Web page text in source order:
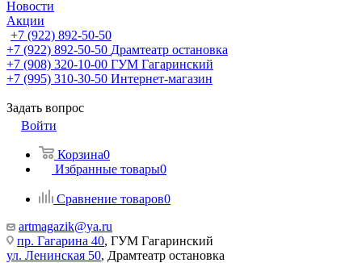
Новости
Акции
+7 (922) 892-50-50
+7 (922) 892-50-50 Драмтеатр остановка
+7 (908) 320-10-00 ГУМ Гагаринский
+7 (995) 310-30-50 Интернет-магазин
Задать вопрос
Войти
Корзина0
Избранные товары0
Сравнение товаров0
artmagazik@ya.ru
пр. Гагарина 40, ГУМ Гагаринский
ул. Ленинская 50, Драмтеатр остановка